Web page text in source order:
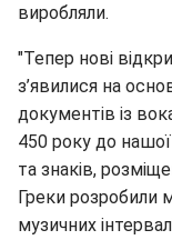
виробляли.
"Тепер нові
з’явилися на
документів із
450 року до
та знаків,
Греки розробили
музичних